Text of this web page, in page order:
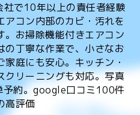
で10年以上の責任者経験
アコン内部のカビ・汚れを
。お掃除機能付きエアコン
の丁寧な作業で、小さなお
家庭にも安心。キッチン・
クリーニングも対応。写真
予約。google口コミ100件
高評価